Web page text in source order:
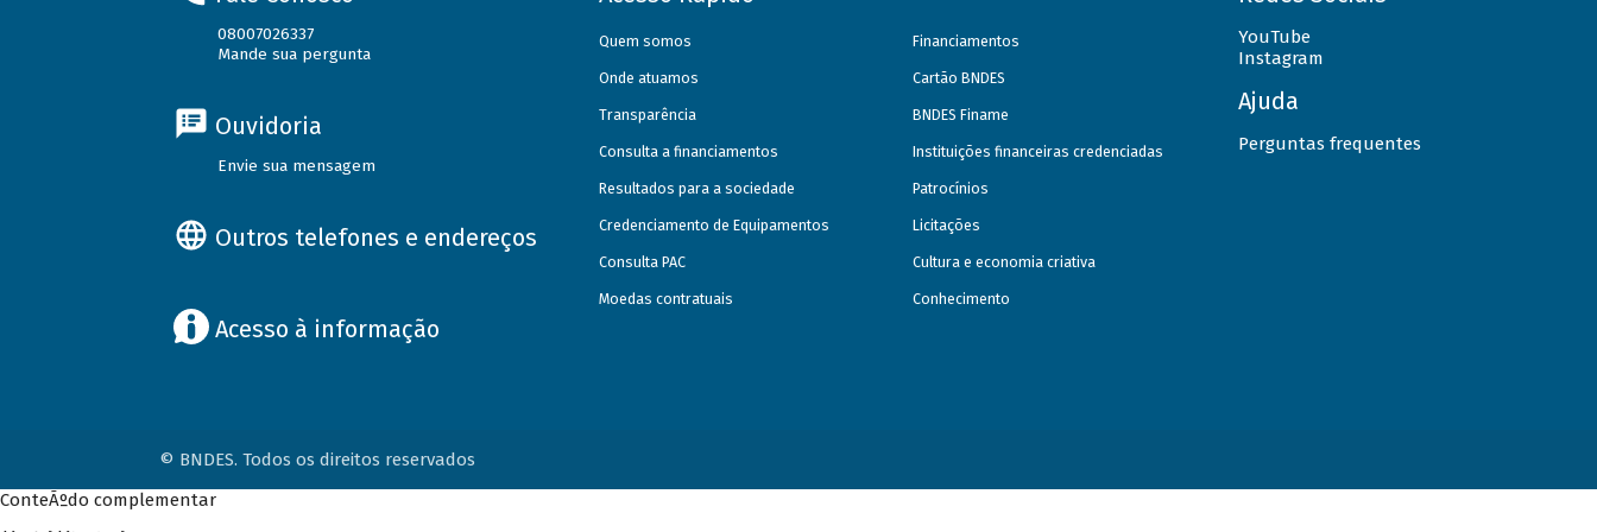
08007026337
Mande sua pergunta
Ouvidoria
Envie sua mensagem
Outros telefones e endereços
Acesso à informação
Quem somos
Onde atuamos
Transparência
Consulta a financiamentos
Resultados para a sociedade
Credenciamento de Equipamentos
Consulta PAC
Moedas contratuais
Financiamentos
Cartão BNDES
BNDES Finame
Instituições financeiras credenciadas
Patrocínios
Licitações
Cultura e economia criativa
Conhecimento
YouTube
Instagram
Ajuda
Perguntas frequentes
© BNDES. Todos os direitos reservados
ConteÃºdo complementar